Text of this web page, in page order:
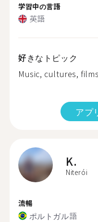
学習中の言語
英語
好きなトピック
Music, cultures,
アプ
K.
Niterói
流暢
ポルトガル語